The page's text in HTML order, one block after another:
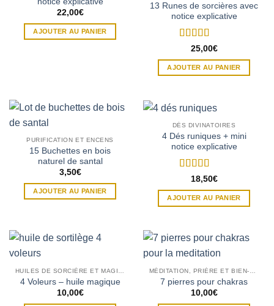
22,00€
AJOUTER AU PANIER
13 Runes de sorcières avec
notice explicative
Note 5sur 5
25,00€
AJOUTER AU PANIER
PURIFICATION ET ENCENS
15 Buchettes en bois
naturel de santal
3,50€
AJOUTER AU PANIER
DÉS DIVINATOIRES
4 Dés runiques + mini
notice explicative
Note5sur 5
18,50€
AJOUTER AU PANIER
4 Voleurs – huile magique
10,00€
7 pierres pour chakras
10,00€